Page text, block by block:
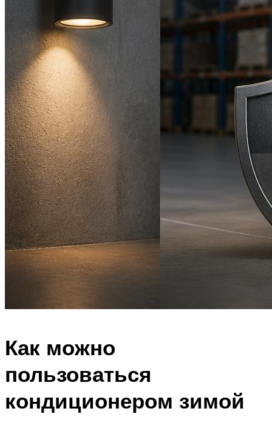
Как можно
пользоваться
кондиционером зимой